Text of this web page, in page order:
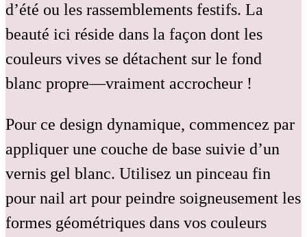
d’été ou les rassemblements festifs. La
beauté ici réside dans la façon dont les
couleurs vives se détachent sur le fond
blanc propre—vraiment accrocheur !
Pour ce design dynamique, commencez par
appliquer une couche de base suivie d’un
vernis gel blanc. Utilisez un pinceau fin
pour nail art pour peindre soigneusement les
formes géométriques dans vos couleurs